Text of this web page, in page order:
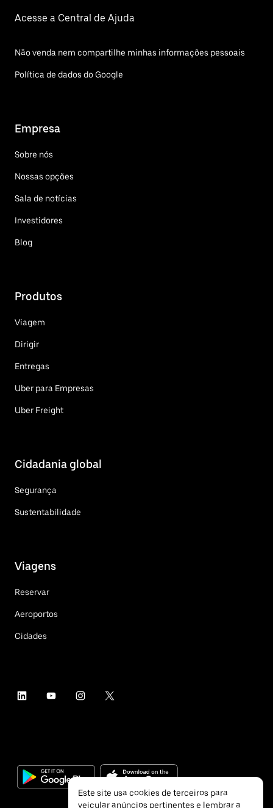
Acesse a Central de Ajuda
Não venda nem compartilhe minhas informações pessoais
Política de dados do Google
Empresa
Sobre nós
Nossas opções
Sala de notícias
Investidores
Blog
Produtos
Viagem
Dirigir
Entregas
Uber para Empresas
Uber Freight
Cidadania global
Segurança
Sustentabilidade
Viagens
Reservar
Aeroportos
Cidades
Este site usa cookies de terceiros para
veicular anúncios pertinentes e lembrar a